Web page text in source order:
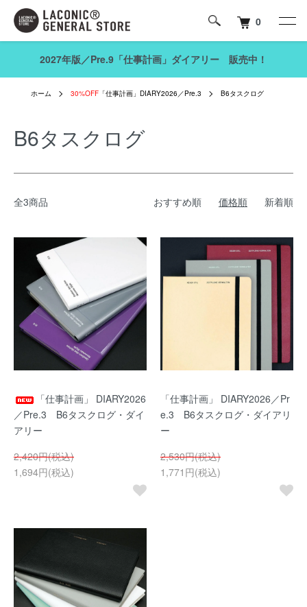
0
2027年版／Pre.9「仕事計画」ダイアリー 販売中！
ホーム 30%OFF 「仕事計画」DIARY2026／Pre.3 B6タスクログ
B6タスクログ
全3商品 おすすめ順 価格順 新着順
「仕事計画」 DIARY2026
／Pre.3 B6タスクログ・ダイ
アリー
2,420円(税込)
1,694円(税込)
「仕事計画」 DIARY2026／Pr
e.3 B6タスクログ・ダイアリ
ー
2,530円(税込)
1,771円(税込)